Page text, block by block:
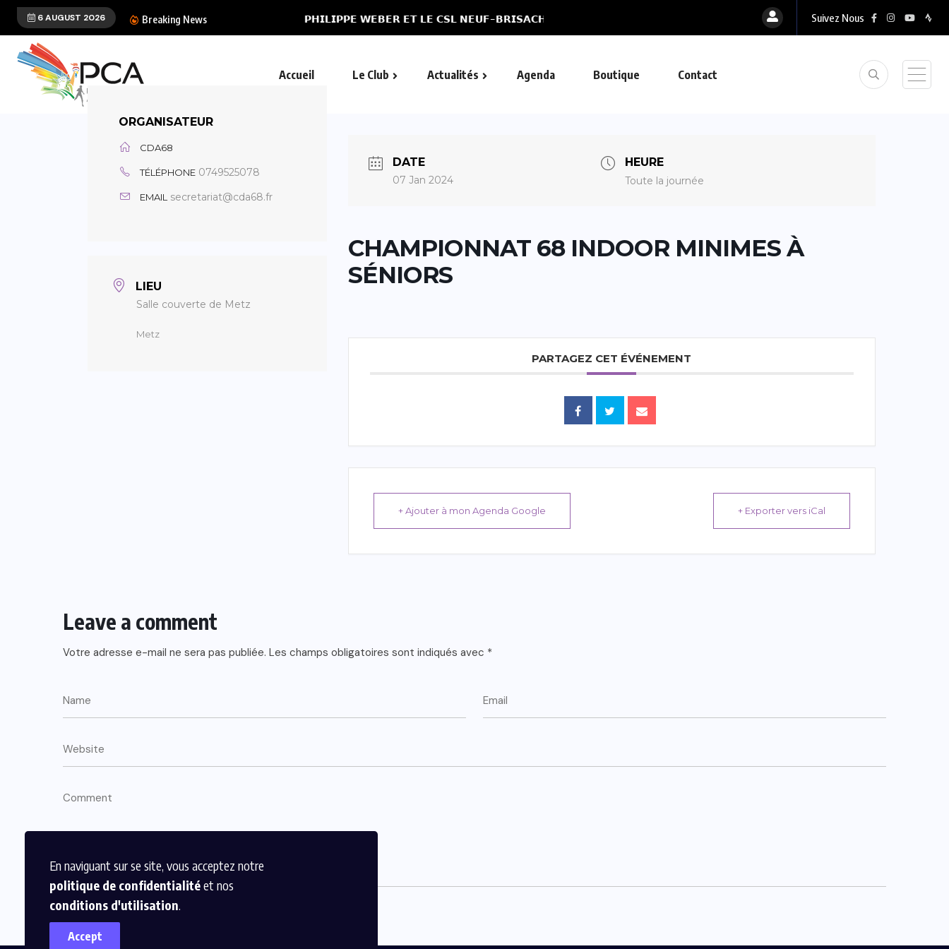
En naviguant sur se site, vous acceptez notre
politique de confidentialitéet nos
conditions d'utilisation.
Accept
6 AUGUST 2026 Breaking News 𝗣𝗛𝗜𝗟𝗜𝗣𝗣𝗘 𝗪𝗘𝗕𝗘𝗥 𝗘𝗧 𝗟𝗘 𝗖𝗦𝗟 𝗡𝗘𝗨𝗙-𝗕𝗥𝗜𝗦𝗔𝗖𝗛 𝗘𝗡 𝗘́𝗧𝗔𝗧... Suivez Nous
Accueil Le Club Actualités Agenda Boutique Contact
ORGANISATEUR
CDA68
TÉLÉPHONE 0749525078
EMAIL secretariat@cda68.fr
LIEU
Salle couverte de Metz
Metz
DATE
07 Jan 2024
HEURE
Toute la journée
CHAMPIONNAT 68 INDOOR MINIMES À
SÉNIORS
PARTAGEZ CET ÉVÉNEMENT
+ Ajouter à mon Agenda Google + Exporter vers iCal
Leave a comment
Votre adresse e-mail ne sera pas publiée. Les champs obligatoires sont indiqués avec *